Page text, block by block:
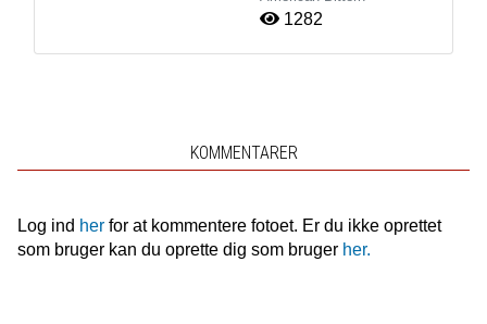
1282
KOMMENTARER
Log ind herfor at kommentere fotoet. Er du ikke oprettet
som bruger kan du oprette dig som bruger her.